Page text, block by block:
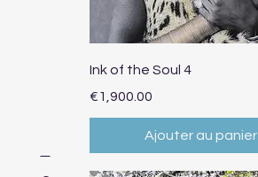
Aperçu rapide
Ink of the Soul 4
Prix
€1,900.00
Ajouter au panier